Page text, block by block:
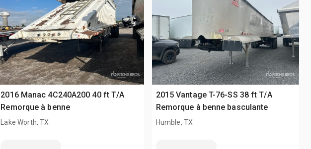
2016 Manac 4C240A200 40 ft T/A
Remorque à benne
Lake Worth, TX
2015 Vantage T-76-SS 38 ft T/A
Remorque à benne basculante
Humble, TX